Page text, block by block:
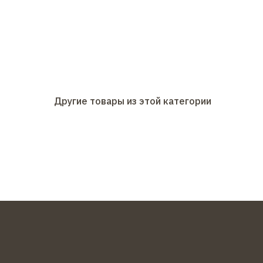
Другие товары из этой категории